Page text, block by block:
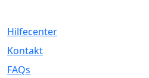
Hilfecenter
Kontakt
FAQs